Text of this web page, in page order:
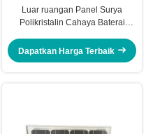
Luar ruangan Panel Surya
Polikristalin Cahaya Baterai
Renang
Dapatkan Harga Terbaik